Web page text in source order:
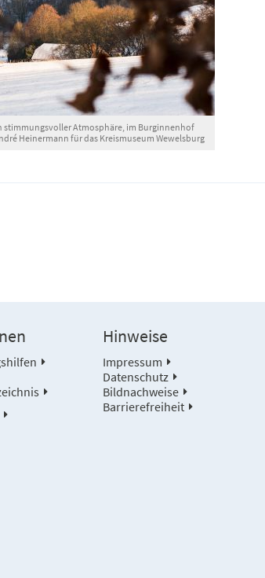
stimmungsvoller Atmosphäre, im Burginnenhof
Heinermann für das Kreismuseum Wewelsburg
Hinweise
Impressum
Datenschutz
Bildnachweise
Barrierefreiheit